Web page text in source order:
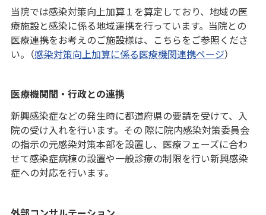
当院では感染対策向上加算１を算定しており、地域の医
療施設と感染に係る地域連携を行っています。当院との
医療連携をお考えのご施設様は、こちらをご参照くださ
い。（感染対策向上加算に係る医療機関連携ページ）
医療機関間・行政との連携
新興感染症などの発生時に都道府県の要請を受けて、入
院の受け入れを行います。その 際に院内感染対策委員会
の指示の元感染対策本部を設置し、医療フェーズに合わ
せて感染症病棟の設置や一般診療の制限を行い新興感染
症への対応を行います。